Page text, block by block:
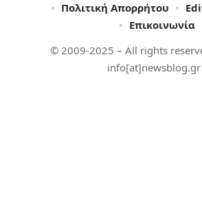
© 2009-2025 – All rights
info[at]newsblog.gr
Πολιτική Απορρήτου
Επικοινωνία